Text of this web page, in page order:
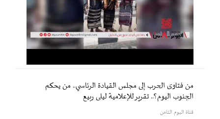
من فتاوى الحرب إلى مجلس القيادة الرئاسي.. من يحكم
الجنوب اليوم؟.. تقرير للإعلامية ليلى ربيع
قناة اليوم الثامن